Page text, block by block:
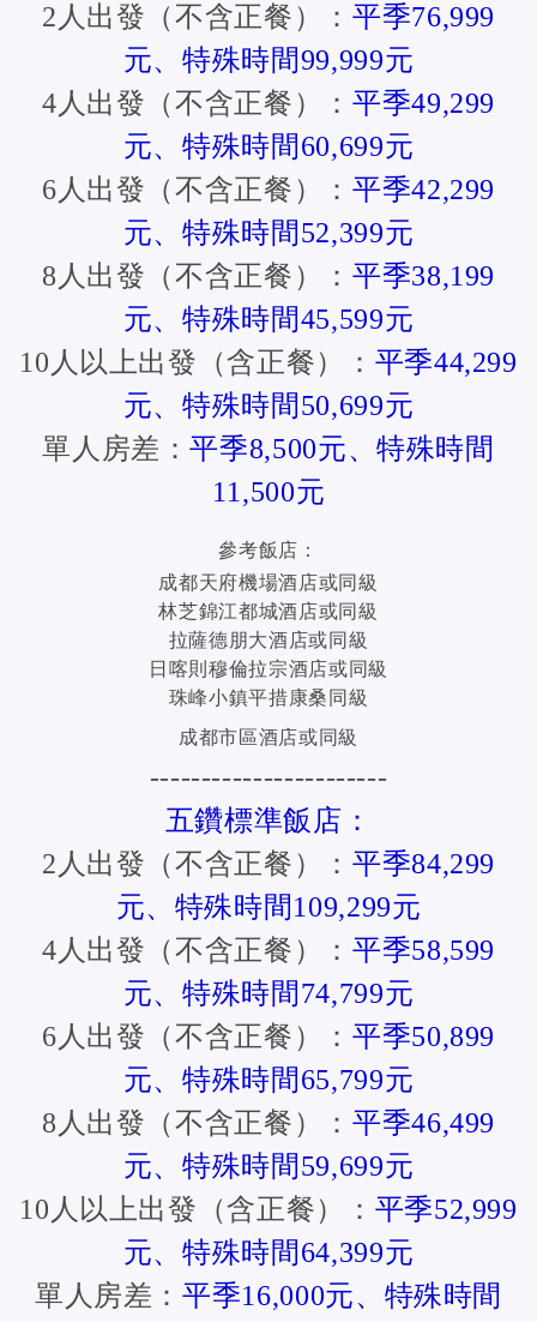
2人出發（不含正餐）： 平季76,999
元、特殊時間99,999元
4人出發（不含正餐）： 平季49,299
元、特殊時間60,699元
6人出發（不含正餐）： 平季42,299
元、特殊時間52,399元
8人出發（不含正餐）： 平季38,199
元、特殊時間45,599元
10人以上出發（含正餐）： 平季44,299
元、特殊時間50,699元
單人房差：平季8,500元、特殊時間
11,500元
參考飯店：
成都天府機場酒店或同級
林芝錦江都城酒店或同級
拉薩德朋大酒店或同級
日喀則穆倫拉宗酒店或同級
珠峰小鎮平措康桑同級
成都市區酒店或同級
-----------------------
五鑽標準飯店：
2人出發（不含正餐）： 平季84,299
元、特殊時間109,299元
4人出發（不含正餐）： 平季58,599
元、特殊時間74,799元
6人出發（不含正餐）： 平季50,899
元、特殊時間65,799元
8人出發（不含正餐）： 平季46,499
元、特殊時間59,699元
10人以上出發（含正餐）： 平季52,999
元、特殊時間64,399元
單人房差：平季16,000元、特殊時間